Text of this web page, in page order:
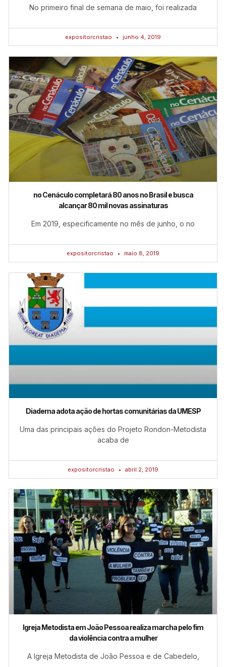
No primeiro final de semana de maio, foi realizada
expositorcristao junho 4, 2019
no Cenáculo completará 80 anos no Brasil e busca
alcançar 80 mil novas assinaturas
Em 2019, especificamente no mês de junho, o no
expositorcristao maio 8, 2019
Diadema adota ação de hortas comunitárias da UMESP
Uma das principais ações do Projeto Rondon-Metodista
acaba de
expositorcristao abril 2, 2019
Igreja Metodista em João Pessoa realiza marcha pelo fim
da violência contra a mulher
A Igreja Metodista de João Pessoa e de Cabedelo,